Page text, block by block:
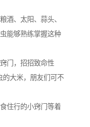
酒、太阳、蒜头、
能够熟练掌握这种
门，招招致命性
的大米，朋友们可不
住行的小窍门等着